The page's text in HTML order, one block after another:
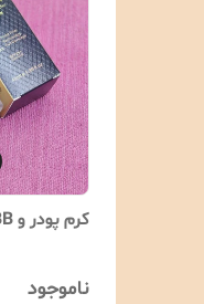
کرم پودر و BB کرم ویدایی
ناموجود